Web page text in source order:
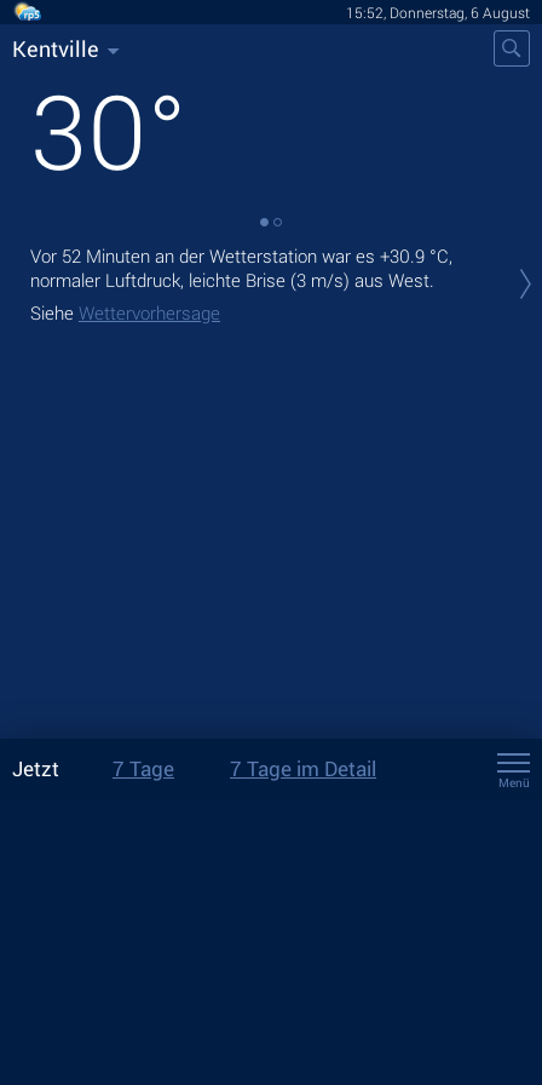
15:52, Donnerstag, 6 August
Kentville
30°
Vor 52 Minuten an der Wetterstation war es +30.9 °C,
normaler Luftdruck, leichte Brise (3 m/s) aus West.
Siehe Wettervorhersage
Jetzt 7 Tage 7 Tage im Detail
Menü